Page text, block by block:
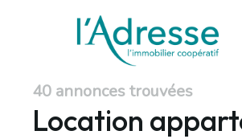
40 annonces trouvées
Location